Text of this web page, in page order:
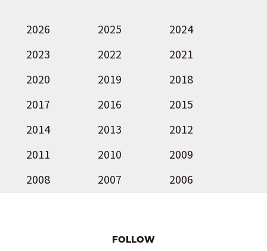
2026 2025
2024
2023
2022
2021
2020
2019
2018
2017
2016
2015
2014
2013
2012
2011
2010
2009
2008
2007 2006
FOLLOW